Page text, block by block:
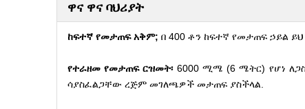
ዋና ዋና ባህሪያት
ከፍተኛ የመታጠፍ አቅም; በ 400 ቶን ከፍተኛ የመታጠፍ ኃይል
የተራዘመ የመታጠፍ ርዝመት፡6000 ሚሜ (6 ሜትር) የሆነ
ሳያስፈልጋቸው ረጅም መገለጫዎች መታጠፍ ያስችላል.